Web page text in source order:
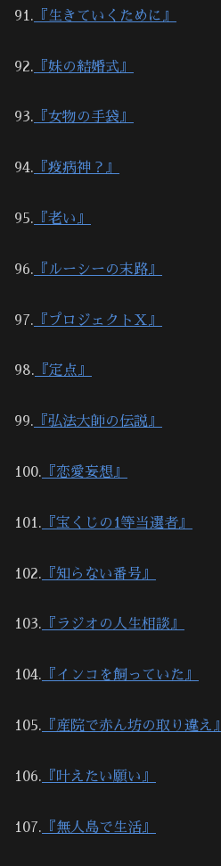
91. 『生きていくために』
92. 『妹の結婚式』
93. 『女物の手袋』
94. 『疫病神？』
95. 『老い』
96. 『ルーシーの末路』
97. 『プロジェクトＸ』
98. 『定点』
99. 『弘法大師の伝説』
100. 『恋愛妄想』
101. 『宝くじの1等当選者』
102. 『知らない番号』
103. 『ラジオの人生相談』
104. 『インコを飼っていた』
105. 『産院で赤ん坊の取り違え』
106. 『叶えたい願い』
107. 『無人島で生活』